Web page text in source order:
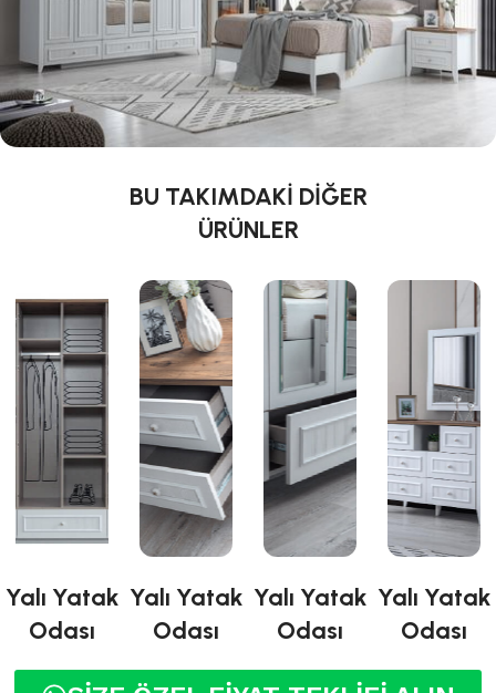
BU TAKIMDAKİ DİĞER
ÜRÜNLER
Yalı Yatak
Odası
Yalı Yatak
Odası
Yalı Yatak
Odası
Yalı Yatak
Odası